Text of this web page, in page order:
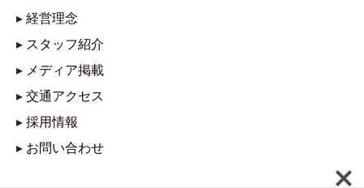
▸ 経営理念
▸ スタッフ紹介
▸ メディア掲載
▸ 交通アクセス
▸ 採用情報
▸ お問い合わせ